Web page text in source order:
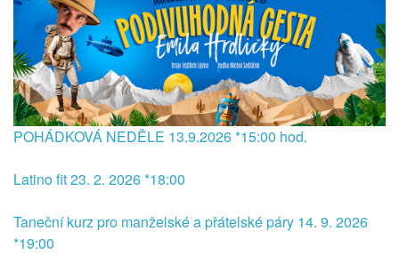
POHÁDKOVÁ NEDĚLE 13.9.2026 *15:00 hod.
Latino fit 23. 2. 2026 *18:00
Taneční kurz pro manželské a přátelské páry 14. 9. 2026
*19:00